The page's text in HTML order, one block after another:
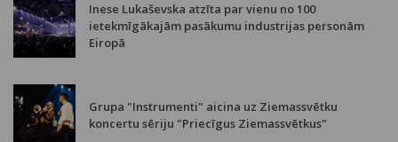
Inese Lukaševska atzīta par vienu no 100
ietekmīgākajām pasākumu industrijas personām
Eiropā
Grupa "Instrumenti" aicina uz Ziemassvētku
koncertu sēriju "Priecīgus Ziemassvētkus"